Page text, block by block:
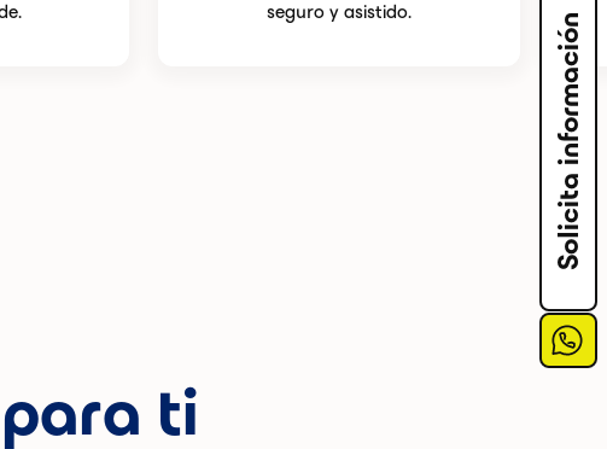
seguro y asistido.
ti
Solicita información